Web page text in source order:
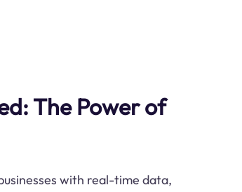
The Power of
with real-time data,